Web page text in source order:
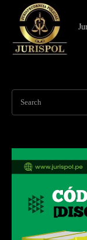
Search